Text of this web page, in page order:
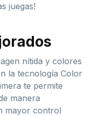
juegas!
nítida y colores
la tecnología Color
te permite
manera
mayor control